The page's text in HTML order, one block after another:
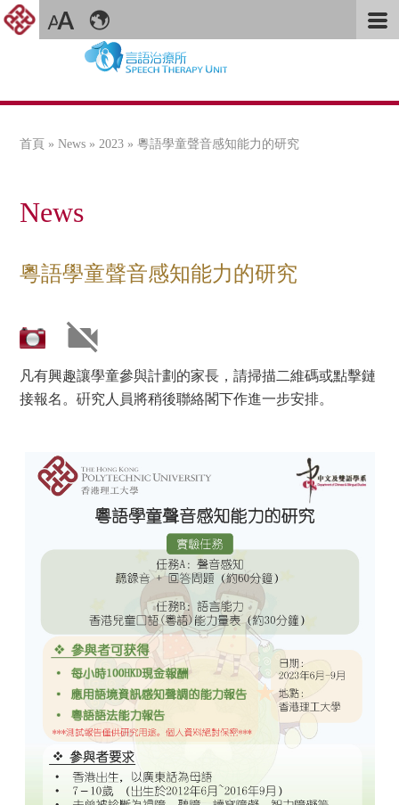
您在這裡
首頁 »News » 2023 » 粵語學童聲音感知能力的研究
News
粵語學童聲音感知能力的研究
凡有興趣讓學童參與計劃的家長，請掃描二維碼或點擊鏈
接報名。硏究⼈員將稍後聯絡閣下作進⼀步安排。